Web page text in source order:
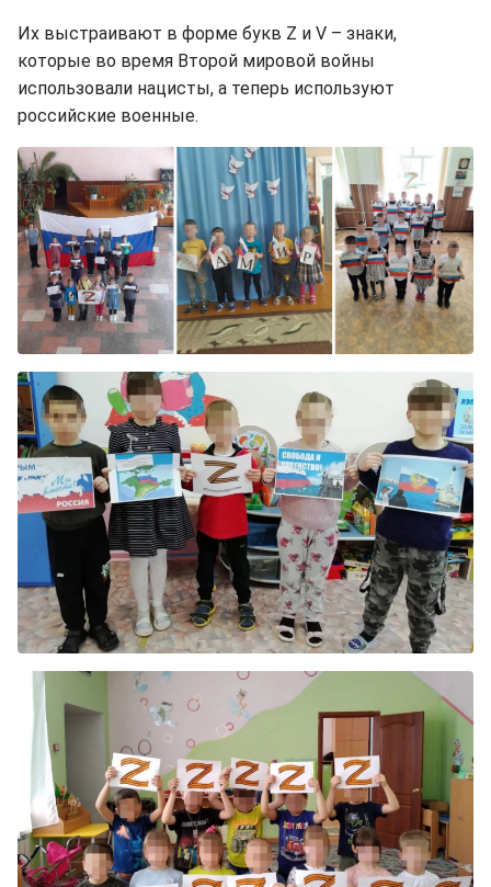
Их выстраивают в форме букв Z и V – знаки,
которые во время Второй мировой войны
использовали нацисты, а теперь используют
российские военные.